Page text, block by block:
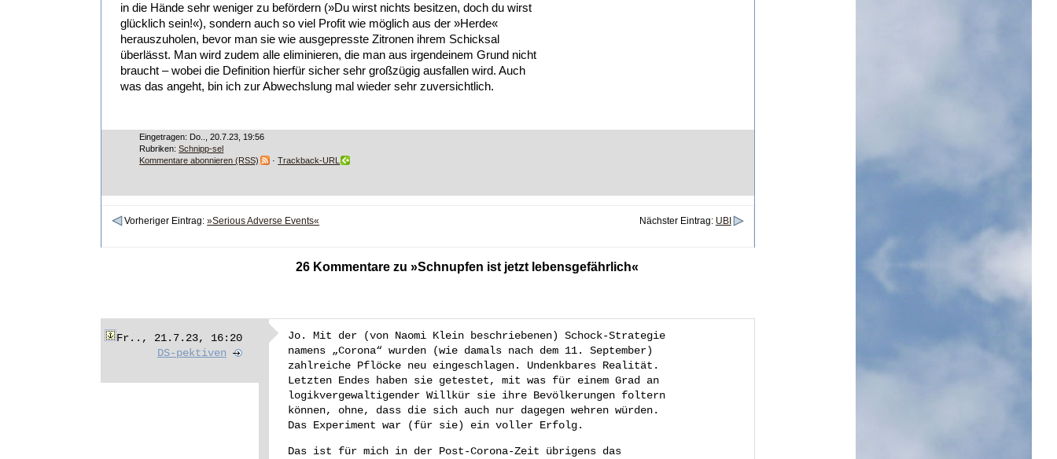
in die Hände sehr weniger zu befördern (»Du wirst nichts besitzen, doch du wirst
glücklich sein!«), sondern auch so viel Profit wie möglich aus der »Herde«
herauszuholen, bevor man sie wie ausgepresste Zitronen ihrem Schicksal
überlässt. Man wird zudem alle eliminieren, die man aus irgendeinem Grund nicht
braucht – wobei die Definition hierfür sicher sehr großzügig ausfallen wird. Auch
was das angeht, bin ich zur Abwechslung mal wieder sehr zuversichtlich.
Eingetragen: Do.., 20.7.23, 19:56
Rubriken:Schnipp-sel
Kommentare abonnieren (RSS)
·Trackback-URL
Vorheriger Eintrag:»Serious Adverse Events« Nächster Eintrag: UBI
26 Kommentare zu »Schnupfen ist jetzt lebensgefährlich«
Fr.., 21.7.23, 16:20
DS-pektiven
Jo. Mit der (von Naomi Klein beschriebenen) Schock-Strategie
namens „Corona“ wurden (wie damals nach dem 11. September)
zahlreiche Pflöcke neu eingeschlagen. Undenkbares Realität.
Letzten Endes haben sie getestet, mit was für einem Grad an
logikvergewaltigender Willkür sie ihre Bevölkerungen foltern
können, ohne, dass die sich auch nur dagegen wehren würden.
Das Experiment war (für sie) ein voller Erfolg.
Das ist für mich in der Post-Corona-Zeit übrigens das